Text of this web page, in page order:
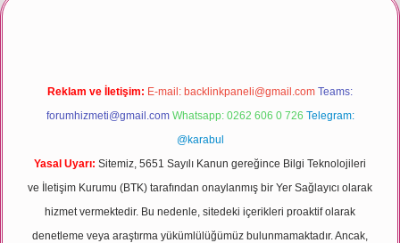
Reklam ve İletişim: E-mail: backlinkpaneli@gmail.com Teams:
forumhizmeti@gmail.com Whatsapp: 0262 606 0 726 Telegram:
@karabul
Yasal Uyarı: Sitemiz, 5651 Sayılı Kanun gereğince Bilgi Teknolojileri
ve İletişim Kurumu (BTK) tarafından onaylanmış bir Yer Sağlayıcı olarak
hizmet vermektedir. Bu nedenle, sitedeki içerikleri proaktif olarak
denetleme veya araştırma yükümlülüğümüz bulunmamaktadır. Ancak,